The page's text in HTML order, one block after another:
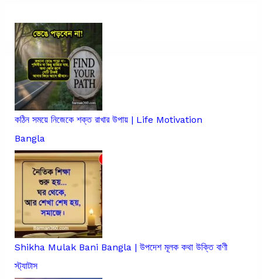
কঠিন সময়ে নিজেকে শক্ত রাখার উপায় | Life Motivation
Bangla
Shikha Mulak Bani Bangla | উপদেশ মূলক কথা উক্তি বাণী
স্ট্যাটাস